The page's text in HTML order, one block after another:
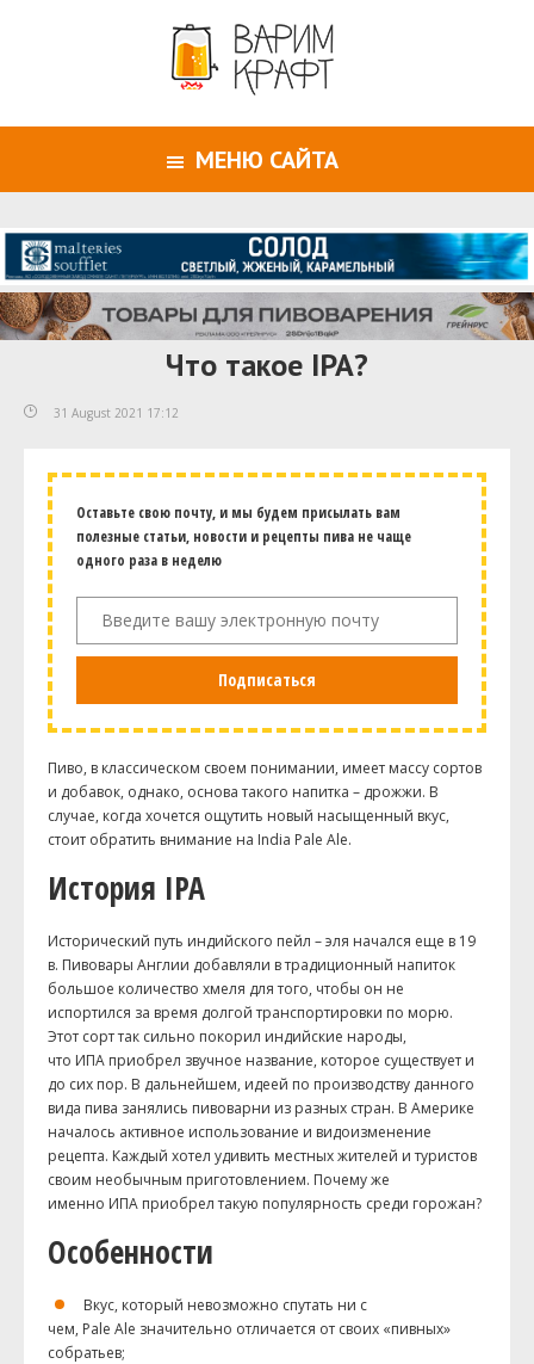
МЕНЮ САЙТА
Что такое IPA?
31 August 2021 17:12
Оставьте свою почту, и мы будем присылать вам
полезные статьи, новости и рецепты пива не чаще
одного раза в неделю
Подписаться
Пиво, в классическом своем понимании, имеет массу сортов
и добавок, однако, основа такого напитка – дрожжи. В
случае, когда хочется ощутить новый насыщенный вкус,
стоит обратить внимание на India Pale Ale.
История IPA
Исторический путь индийского пейл – эля начался еще в 19
в. Пивовары Англии добавляли в традиционный напиток
большое количество хмеля для того, чтобы он не
испортился за время долгой транспортировки по морю.
Этот сорт так сильно покорил индийские народы,
что ИПА приобрел звучное название, которое существует и
до сих пор. В дальнейшем, идеей по производству данного
вида пива занялись пивоварни из разных стран. В Америке
началось активное использование и видоизменение
рецепта. Каждый хотел удивить местных жителей и туристов
своим необычным приготовлением. Почему же
именно ИПА приобрел такую популярность среди горожан?
Особенности
Вкус, который невозможно спутать ни с
чем, Pale Ale значительно отличается от своих «пивных»
собратьев;